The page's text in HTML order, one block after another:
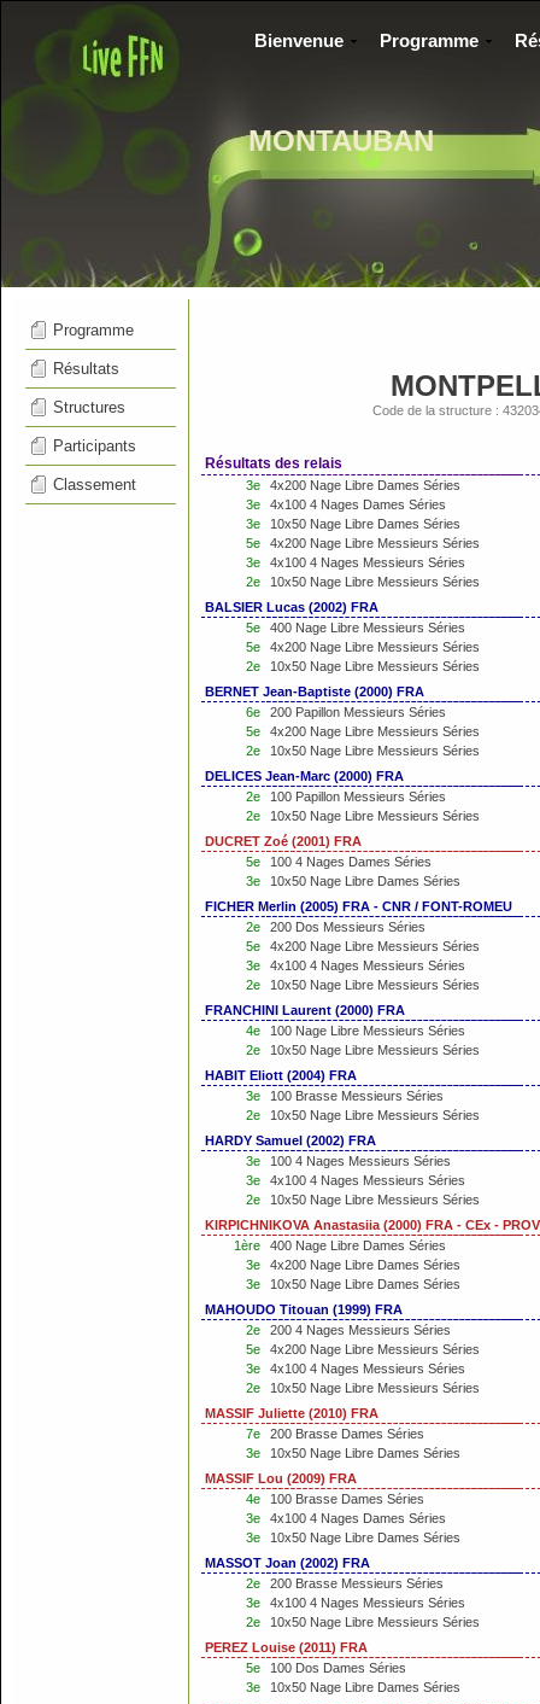
MONTAUBAN
Bienvenue Programme
Programme
Résultats
Structures
Participants
Classement
Code de la structure :
Résultats des relais
3e
4x200 Nage Libre Dames Séries
3e
4x100 4 Nages Dames Séries
3e
10x50 Nage Libre Dames Séries
5e
4x200 Nage Libre Messieurs Séries
3e
4x100 4 Nages Messieurs Séries
2e
10x50 Nage Libre Messieurs Séries
BALSIER Lucas (2002) FRA
5e
400 Nage Libre Messieurs Séries
5e
4x200 Nage Libre Messieurs Séries
2e
10x50 Nage Libre Messieurs Séries
BERNET Jean-Baptiste (2000) FRA
6e
200 Papillon Messieurs Séries
5e
4x200 Nage Libre Messieurs Séries
2e
10x50 Nage Libre Messieurs Séries
DELICES Jean-Marc (2000) FRA
2e
100 Papillon Messieurs Séries
2e
10x50 Nage Libre Messieurs Séries
DUCRET Zoé (2001) FRA
5e
100 4 Nages Dames Séries
3e
10x50 Nage Libre Dames Séries
FICHER Merlin (2005) FRA - CNR / FONT-ROMEU
2e
200 Dos Messieurs Séries
5e
4x200 Nage Libre Messieurs Séries
3e
4x100 4 Nages Messieurs Séries
2e
10x50 Nage Libre Messieurs Séries
FRANCHINI Laurent (2000) FRA
4e
100 Nage Libre Messieurs Séries
2e
10x50 Nage Libre Messieurs Séries
HABIT Eliott (2004) FRA
3e
100 Brasse Messieurs Séries
2e
10x50 Nage Libre Messieurs Séries
HARDY Samuel (2002) FRA
3e
100 4 Nages Messieurs Séries
3e
4x100 4 Nages Messieurs Séries
2e
10x50 Nage Libre Messieurs Séries
KIRPICHNIKOVA Anastasiia (2000) FRA - CEx -
1ère
400 Nage Libre Dames Séries
3e
4x200 Nage Libre Dames Séries
3e
10x50 Nage Libre Dames Séries
MAHOUDO Titouan (1999) FRA
2e
200 4 Nages Messieurs Séries
5e
4x200 Nage Libre Messieurs Séries
3e
4x100 4 Nages Messieurs Séries
2e
10x50 Nage Libre Messieurs Séries
MASSIF Juliette (2010) FRA
7e
200 Brasse Dames Séries
3e
10x50 Nage Libre Dames Séries
MASSIF Lou (2009) FRA
4e
100 Brasse Dames Séries
3e
4x100 4 Nages Dames Séries
3e
10x50 Nage Libre Dames Séries
MASSOT Joan (2002) FRA
2e
200 Brasse Messieurs Séries
3e
4x100 4 Nages Messieurs Séries
2e
10x50 Nage Libre Messieurs Séries
PEREZ Louise (2011) FRA
5e
100 Dos Dames Séries
3e
10x50 Nage Libre Dames Séries